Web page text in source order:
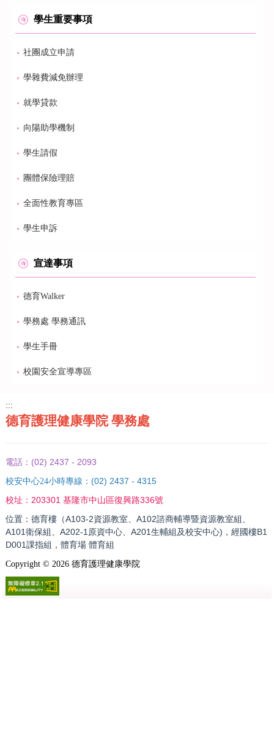
學生重要事項
社團成立申請
學雜費減免辦理
就學貸款
向陽助學機制
學生請假
團體保險理賠
全面性教育專區
學生申訴
宣達事項
德育Walker
學務處 學務通訊
學生手冊
校園安全宣導專區
:::
德育護理健康學院 學務處
電話： (02) 2437 - 2093
校安中心24小時專線： (02) 2437 - 4315
校址： 203301 基隆市中山區復興路336號
位置：德育樓（A103-2資源教室、A102諮商輔導暨資源教室組、
A101衛保組、A202-1原資中心、A201生輔組及校安中心)，經國樓B1
D001課指組，體育場 體育組
Copyright © 2026德育護理健康學院